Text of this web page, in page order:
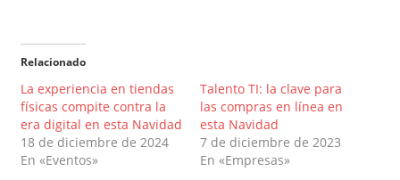
Relacionado
La experiencia en tiendas
físicas compite contra la
era digital en esta Navidad
18 de diciembre de 2024
En «Eventos»
Talento TI: la clave para
las compras en línea en
esta Navidad
7 de diciembre de 2023
En «Empresas»